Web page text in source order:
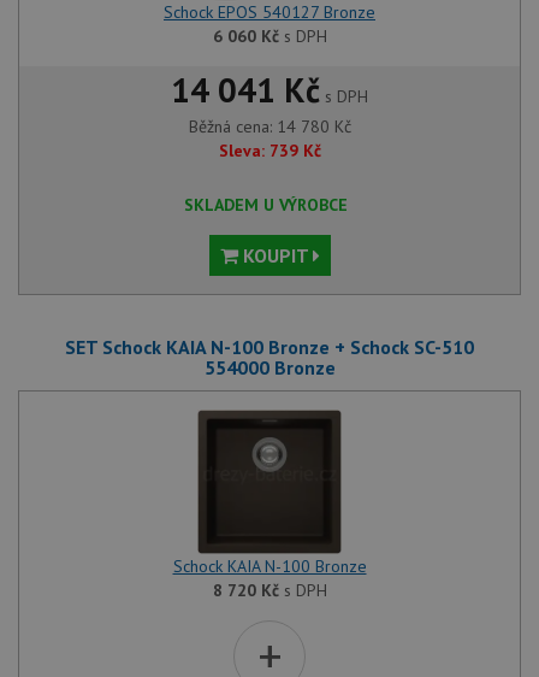
Schock EPOS 540127 Bronze
6 060 Kčs DPH
14 041 Kč s DPH
Běžná cena: 14 780 Kč
Sleva: 739 Kč
SKLADEM U VÝROBCE
KOUPIT
SET Schock KAIA N-100 Bronze + Schock SC-510
554000 Bronze
Schock KAIA N-100 Bronze
8 720 Kčs DPH
+